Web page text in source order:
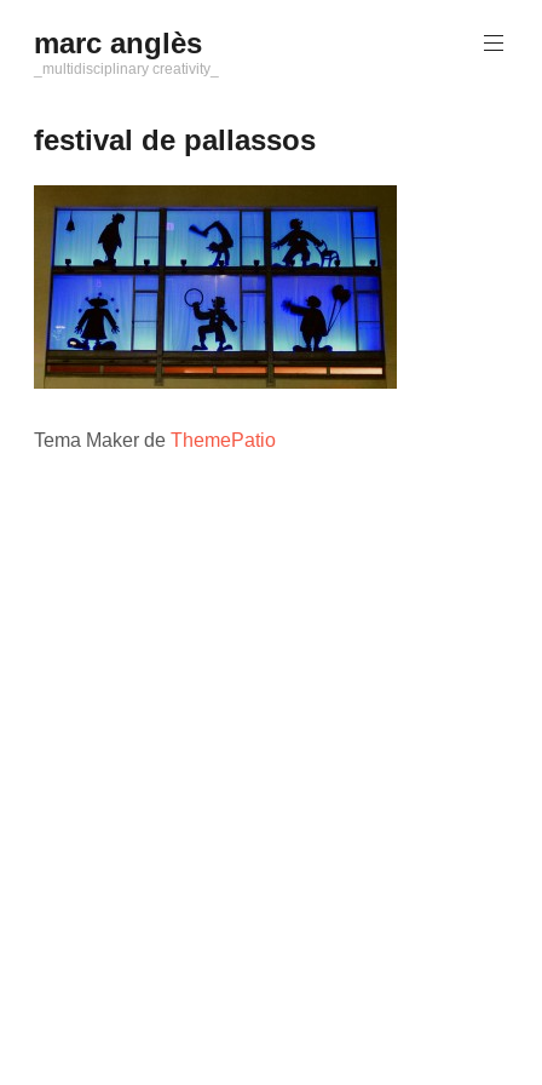
al
contenido
marc anglès
_multidisciplinary creativity_
festival de pallassos
Tema Maker deThemePatio